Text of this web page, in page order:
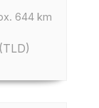
644 km